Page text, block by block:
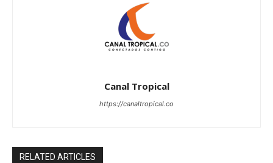
Canal Tropical
https://canaltropical.co
RELATED ARTICLES